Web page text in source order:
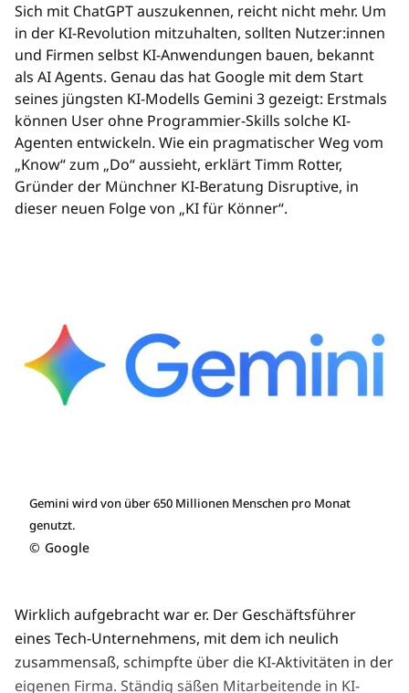
Sich mit ChatGPT auszukennen, reicht nicht mehr. Um
in der KI-Revolution mitzuhalten, sollten Nutzer:innen
und Firmen selbst KI-Anwendungen bauen, bekannt
als AI Agents. Genau das hat Google mit dem Start
seines jüngsten KI-Modells Gemini 3 gezeigt: Erstmals
können User ohne Programmier-Skills solche KI-
Agenten entwickeln. Wie ein pragmatischer Weg vom
„Know“ zum „Do“ aussieht, erklärt Timm Rotter,
Gründer der Münchner KI-Beratung Disruptive, in
dieser neuen Folge von „KI für Könner“.
Gemini wird von über 650 Millionen Menschen pro Monat
genutzt.
© Google
Wirklich aufgebracht war er. Der Geschäftsführer
eines Tech-Unternehmens, mit dem ich neulich
zusammensaß, schimpfte über die KI-Aktivitäten in der
eigenen Firma. Ständig säßen Mitarbeitende in KI-